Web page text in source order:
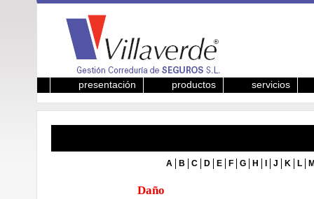
presentación productos servicios
A B C D E F G H J K L
Daño